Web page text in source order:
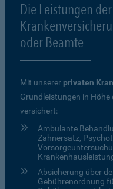
Die Leistungen
oder Beamte
Mit unserer privaten
Grundleistungen in
versichert:
Ambulante
Zahnersatz,
Absicherung über
Gebührenordnung